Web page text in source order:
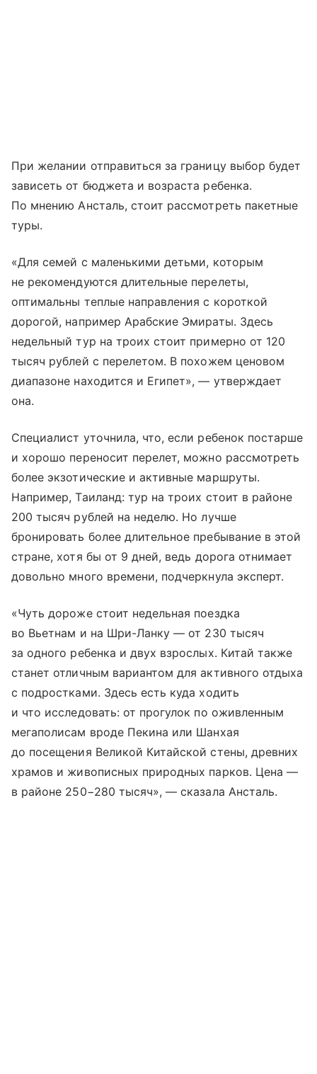
При желании отправиться за границу выбор будет
зависеть от бюджета и возраста ребенка.
По мнению Ансталь, стоит рассмотреть пакетные
туры.
«Для семей с маленькими детьми, которым
не рекомендуются длительные перелеты,
оптимальны теплые направления с короткой
дорогой, например Арабские Эмираты. Здесь
недельный тур на троих стоит примерно от 120
тысяч рублей с перелетом. В похожем ценовом
диапазоне находится и Египет», — утверждает
она.
Специалист уточнила, что, если ребенок постарше
и хорошо переносит перелет, можно рассмотреть
более экзотические и активные маршруты.
Например, Таиланд: тур на троих стоит в районе
200 тысяч рублей на неделю. Но лучше
бронировать более длительное пребывание в этой
стране, хотя бы от 9 дней, ведь дорога отнимает
довольно много времени, подчеркнула эксперт.
«Чуть дороже стоит недельная поездка
во Вьетнам и на Шри-Ланку — от 230 тысяч
за одного ребенка и двух взрослых. Китай также
станет отличным вариантом для активного отдыха
с подростками. Здесь есть куда ходить
и что исследовать: от прогулок по оживленным
мегаполисам вроде Пекина или Шанхая
до посещения Великой Китайской стены, древних
храмов и живописных природных парков. Цена —
в районе 250−280 тысяч», — сказала Ансталь.